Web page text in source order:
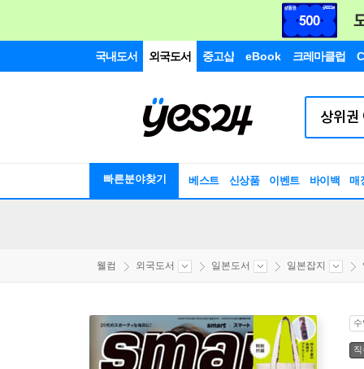
국내도서 외국도서 중고샵 eBook 크레마클럽
빠른분야찾기 베스트 신상품 이벤트 바이백 매
웰컴 외국도서 일본도서 일본잡지